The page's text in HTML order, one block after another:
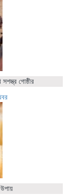
গোষ্ঠীর